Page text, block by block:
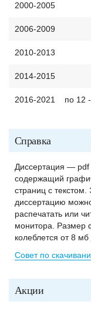
2000-2005
2006-2009
2010-2013
2014-2015
2016-2021 по 12
Справка
Диссертация — pdf
содержащий
страниц с
диссертацию
распечатать или
монитора. Размер
колеблется от 8
Совет по
Акции